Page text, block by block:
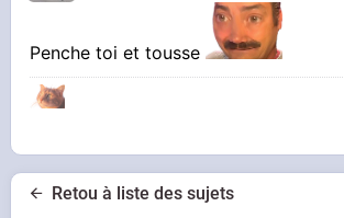
Penche toi et tousse
Retou à liste des sujets